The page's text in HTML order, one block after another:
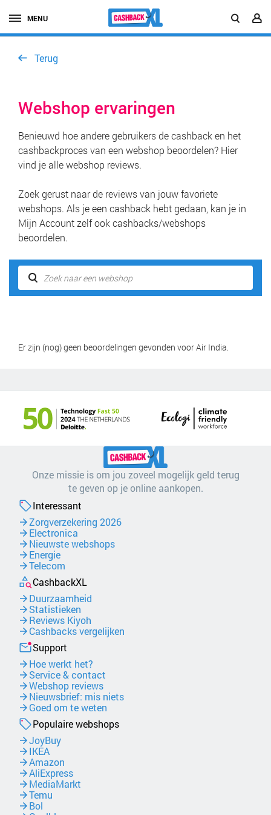
MENU
Terug
Webshop ervaringen
Benieuwd hoe andere gebruikers de cashback en het
cashbackproces van een webshop beoordelen? Hier
vind je alle webshop reviews.
Zoek gerust naar de reviews van jouw favoriete
webshops. Als je een cashback hebt gedaan, kan je in
Mijn Account zelf ook cashbacks/webshops
beoordelen.
Er zijn (nog) geen beoordelingen gevonden voor Air India.
Onze missie is om jou zoveel mogelijk geld terug
te geven op je online aankopen.
Interessant
Zorgverzekering 2026
Electronica
Nieuwste webshops
Energie
Telecom
CashbackXL
Duurzaamheid
Statistieken
Reviews Kiyoh
Cashbacks vergelijken
Support
Hoe werkt het?
Service & contact
Webshop reviews
Nieuwsbrief: mis niets
Goed om te weten
Populaire webshops
JoyBuy
IKEA
Amazon
AliExpress
MediaMarkt
Temu
Bol